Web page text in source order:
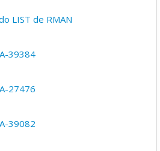
LIST de RMAN
39384
27476
39082